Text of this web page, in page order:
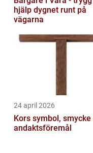
hjälp dygnet runt på
vägarna
24 april 2026
Kors symbol, smycke och
andaktsföremål